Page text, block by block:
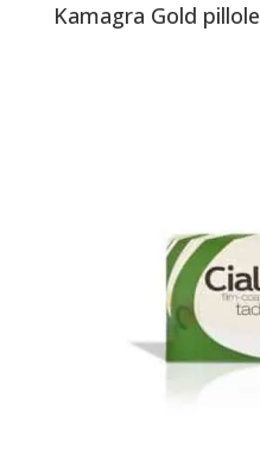
Kamagra Gold pillole